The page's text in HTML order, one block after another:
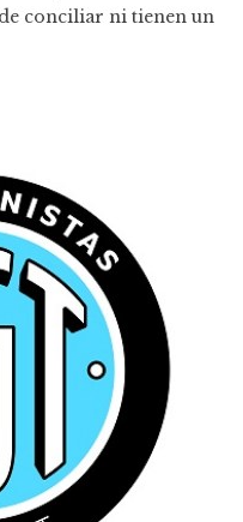
conciliar ni tienen un